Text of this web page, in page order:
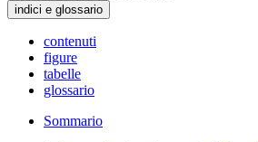
indici e glossario
contenuti
figure
tabelle
glossario
Sommario